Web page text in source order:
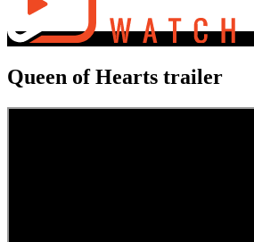
Queen of Hearts trailer